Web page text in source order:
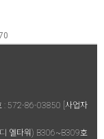
: 572-86-03850 [사업자
엘타워) B306~B309호